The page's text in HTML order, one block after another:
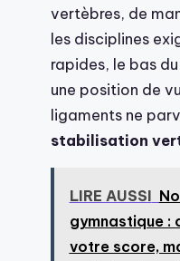
vertèbres, de
les disciplines
rapides, le bas
une position de
ligaments ne
stabilisation
LIRE AUSSI
gymnastique :
votre score,